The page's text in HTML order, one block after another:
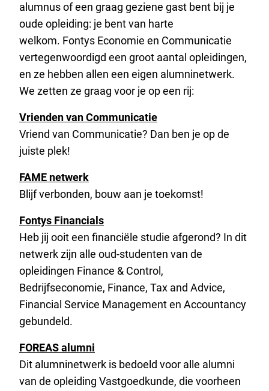
alumnus of een graag geziene gast bent bij je
oude opleiding: je bent van harte
welkom. Fontys Economie en Communicatie
vertegenwoordigd een groot aantal opleidingen,
en ze hebben allen een eigen alumninetwerk.
We zetten ze graag voor je op een rij:
Vrienden van Communicatie
Vriend van Communicatie? Dan ben je op de
juiste plek!
FAME netwerk
Blijf verbonden, bouw aan je toekomst!
Fontys Financials
Heb jij ooit een financiële studie afgerond? In dit
netwerk zijn alle oud-studenten van de
opleidingen Finance & Control,
Bedrijfseconomie, Finance, Tax and Advice,
Financial Service Management en Accountancy
gebundeld.
FOREAS alumni
Dit alumninetwerk is bedoeld voor alle alumni
van de opleiding Vastgoedkunde, die voorheen